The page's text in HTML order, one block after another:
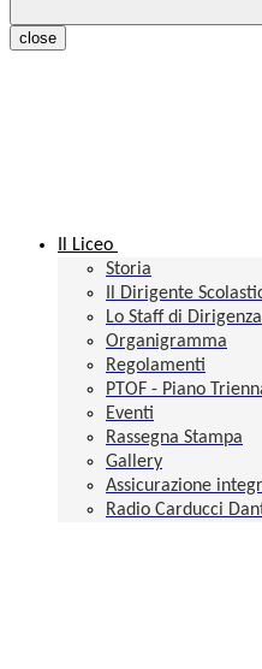
close
Il Liceo
Storia
Il Dirigente
Lo Staff di Dirigenza
Organigramma
Regolamenti
PTOF - Piano
Eventi
Rassegna Stampa
Gallery
Assicurazione
Radio Carducci